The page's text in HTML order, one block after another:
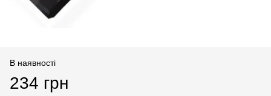
В наявності
234 грн